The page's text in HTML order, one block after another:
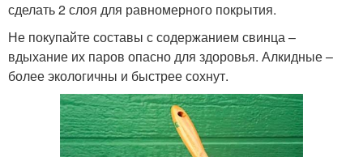
сделать 2 слоя для равномерного покрытия.
Не покупайте составы с содержанием свинца –
вдыхание их паров опасно для здоровья. Алкидные –
более экологичны и быстрее сохнут.